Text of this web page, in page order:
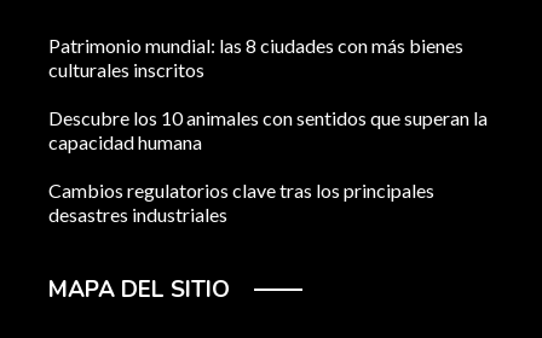
Patrimonio mundial: las 8 ciudades con más bienes
culturales inscritos
Descubre los 10 animales con sentidos que superan la
capacidad humana
Cambios regulatorios clave tras los principales
desastres industriales
MAPA DEL SITIO